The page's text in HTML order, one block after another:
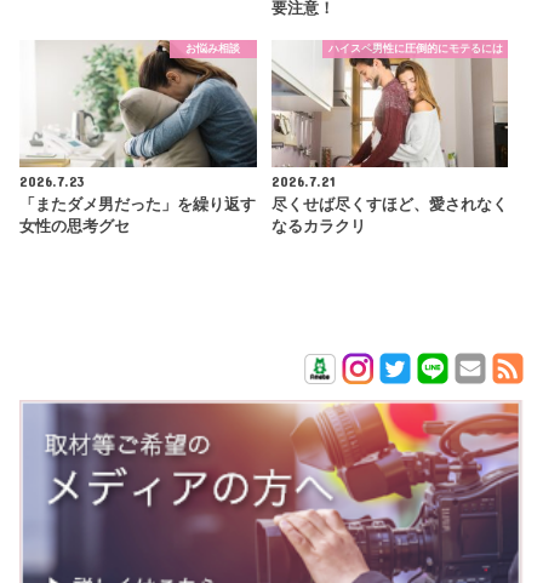
要注意！
お悩み相談
2026.7.23
「またダメ男だった」を繰り返す
女性の思考グセ
ハイスペ男性に圧倒的にモテるには
2026.7.21
尽くせば尽くすほど、愛されなく
なるカラクリ